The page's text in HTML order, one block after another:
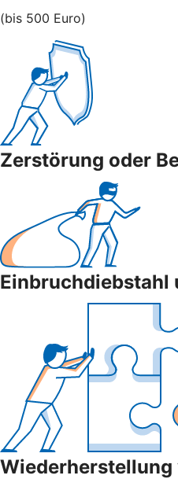
(bis 500 Euro)
Zerstörung oder
Einbruchdiebstahl
Wiederherstellung